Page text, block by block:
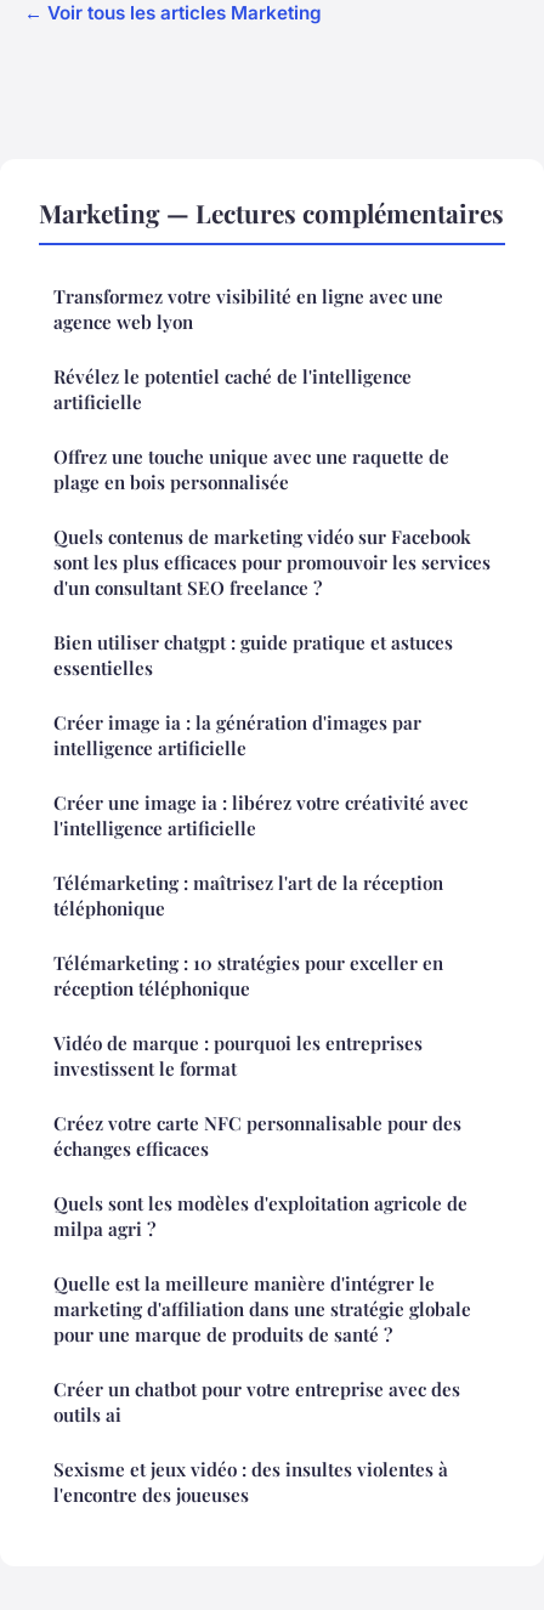
← Voir tous les articles Marketing
Marketing — Lectures complémentaires
Transformez votre visibilité en ligne avec une
agence web lyon
Révélez le potentiel caché de l'intelligence
artificielle
Offrez une touche unique avec une raquette de
plage en bois personnalisée
Quels contenus de marketing vidéo sur Facebook
sont les plus efficaces pour promouvoir les services
d'un consultant SEO freelance ?
Bien utiliser chatgpt : guide pratique et astuces
essentielles
Créer image ia : la génération d'images par
intelligence artificielle
Créer une image ia : libérez votre créativité avec
l'intelligence artificielle
Télémarketing : maîtrisez l'art de la réception
téléphonique
Télémarketing : 10 stratégies pour exceller en
réception téléphonique
Vidéo de marque : pourquoi les entreprises
investissent le format
Créez votre carte NFC personnalisable pour des
échanges efficaces
Quels sont les modèles d'exploitation agricole de
milpa agri ?
Quelle est la meilleure manière d'intégrer le
marketing d'affiliation dans une stratégie globale
pour une marque de produits de santé ?
Créer un chatbot pour votre entreprise avec des
outils ai
Sexisme et jeux vidéo : des insultes violentes à
l'encontre des joueuses